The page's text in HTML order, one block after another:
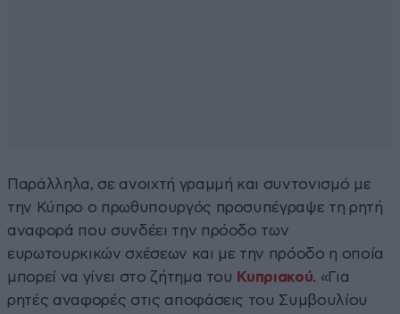
Παράλληλα, σε ανοιχτή γραμμή και συντονισμό με
την Κύπρο ο πρωθυπουργός προσυπέγραψε τη ρητή
αναφορά που συνδέει την πρόοδο των
ευρωτουρκικών σχέσεων και με την πρόοδο η οποία
μπορεί να γίνει στο ζήτημα του Κυπριακού. «Για
ρητές αναφορές στις αποφάσεις του Συμβουλίου